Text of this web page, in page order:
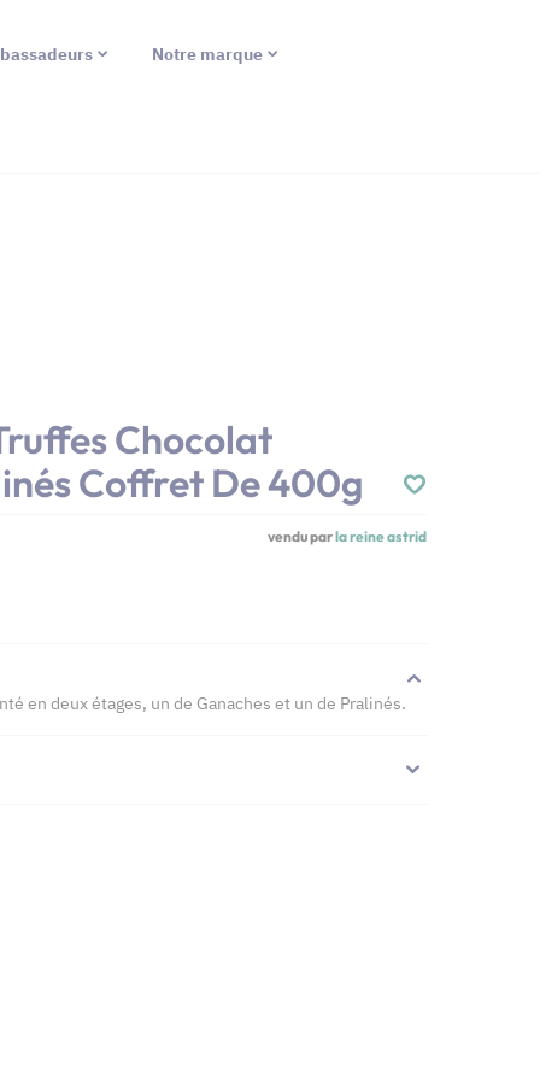
Notre marque
Chocolat
Coffret De 400g
vendu parla reine astrid
en deux étages, un de Ganaches et un de Pralinés.